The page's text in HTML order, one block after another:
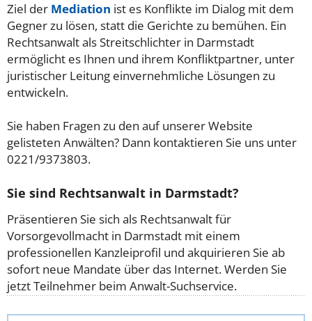
Ziel der Mediation ist es Konflikte im Dialog mit dem
Gegner zu lösen, statt die Gerichte zu bemühen. Ein
Rechtsanwalt als Streitschlichter in Darmstadt
ermöglicht es Ihnen und ihrem Konfliktpartner, unter
juristischer Leitung einvernehmliche Lösungen zu
entwickeln.
Sie haben Fragen zu den auf unserer Website
gelisteten Anwälten? Dann kontaktieren Sie uns unter
0221/9373803.
Sie sind Rechtsanwalt in Darmstadt?
Präsentieren Sie sich als Rechtsanwalt für
Vorsorgevollmacht in Darmstadt mit einem
professionellen Kanzleiprofil und akquirieren Sie ab
sofort neue Mandate über das Internet. Werden Sie
jetzt Teilnehmer beim Anwalt-Suchservice.